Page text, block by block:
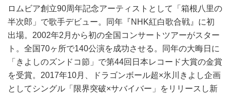
ロムビア創立90周年記念アーティストとして「箱根八里の
半次郎」で歌手デビュー。同年『NHK紅白歌合戦』に初
出場。2002年2月から初の全国コンサートツアーがスター
ト。全国70ヶ所で140公演を成功させる。同年の大晦日に
「きよしのズンドコ節」で第44回日本レコード大賞の金賞
を受賞。2017年10月、ドラゴンボール超×氷川きよし企画
としてシングル「限界突破×サバイバー」をリリースし新